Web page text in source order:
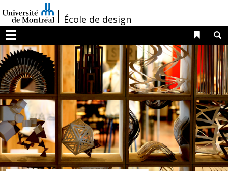
au
contenu
/École de design
Menu
Liens